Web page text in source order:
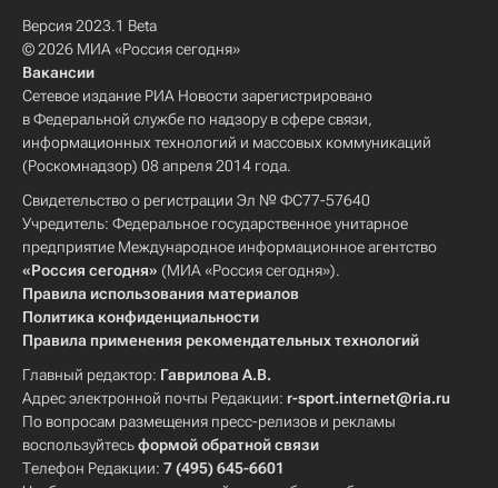
Версия 2023.1 Beta
© 2026 МИА «Россия сегодня»
Вакансии
Сетевое издание РИА Новости зарегистрировано
в Федеральной службе по надзору в сфере связи,
информационных технологий и массовых коммуникаций
(Роскомнадзор) 08 апреля 2014 года.
Свидетельство о регистрации Эл № ФС77-57640
Учредитель: Федеральное государственное унитарное
предприятие Международное информационное агентство
«Россия сегодня» (МИА «Россия сегодня»).
Правила использования материалов
Политика конфиденциальности
Правила применения рекомендательных технологий
Главный редактор: Гаврилова А.В.
Адрес электронной почты Редакции: r-sport.internet@ria.ru
По вопросам размещения пресс-релизов и рекламы
воспользуйтесьформой обратной связи
Телефон Редакции: 7 (495) 645-6601